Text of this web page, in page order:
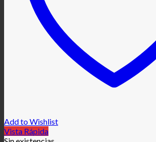
Add to Wishlist
Vista Rápida